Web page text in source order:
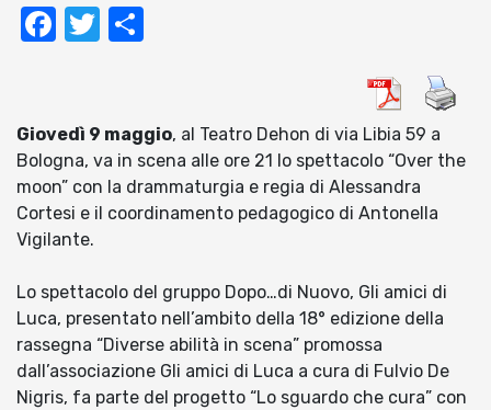
Facebook
Twitter
Giovedì 9 maggio, al Teatro Dehon di via Libia 59 a
Bologna, va in scena alle ore 21 lo spettacolo “Over the
moon” con la drammaturgia e regia di Alessandra
Cortesi e il coordinamento pedagogico di Antonella
Vigilante.
Lo spettacolo del gruppo Dopo…di Nuovo, Gli amici di
Luca, presentato nell’ambito della 18° edizione della
rassegna “Diverse abilità in scena” promossa
dall’associazione Gli amici di Luca a cura di Fulvio De
Nigris, fa parte del progetto “Lo sguardo che cura” con